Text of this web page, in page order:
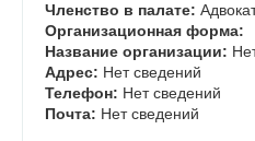
Членство в палате:
Организационная форма:
Название организации:
Адрес: Нет сведений
Телефон: Нет сведений
Почта: Нет сведений